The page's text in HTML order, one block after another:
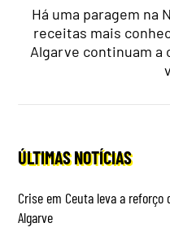
Há uma paragem na
receitas mais
Algarve continuam a
ÚLTIMAS NOTÍCIAS
Crise em Ceuta leva a
Algarve